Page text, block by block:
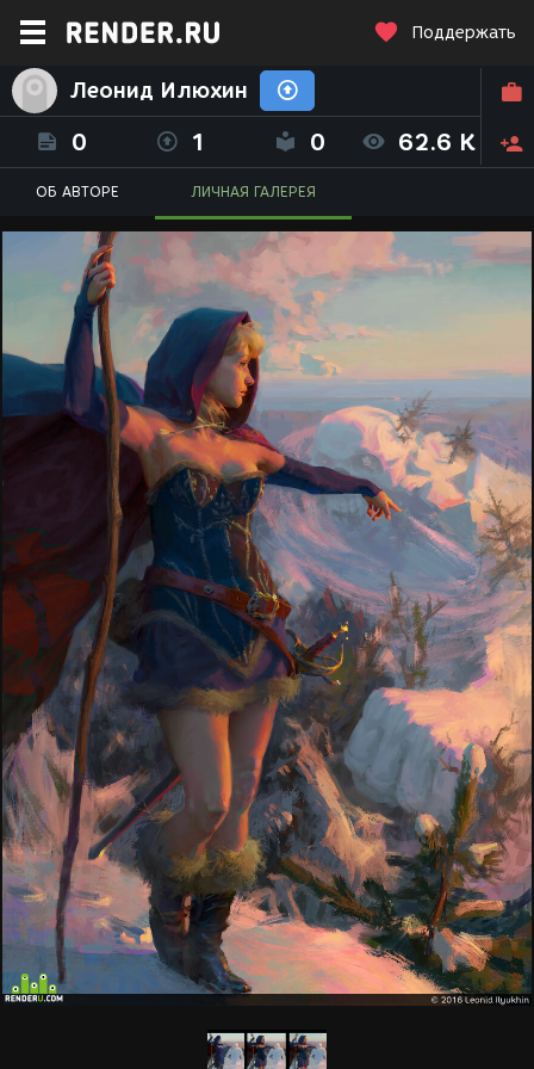
Поддержать
Леонид Илюхин
0 1 0 62.6 K
ОБ АВТОРЕ ЛИЧНАЯ ГАЛЕРЕЯ